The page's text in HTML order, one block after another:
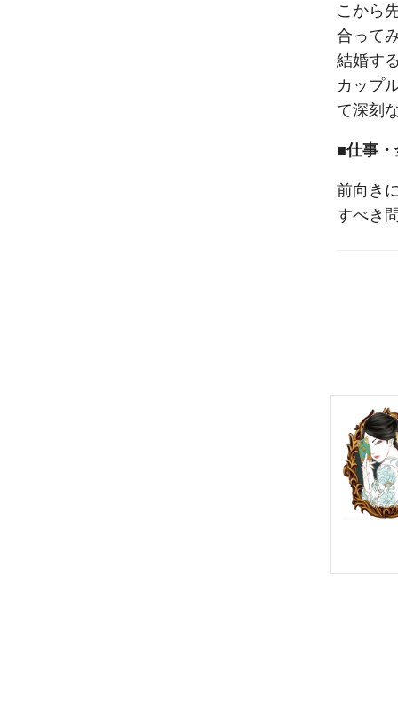
こから
合って
結婚す
カップ
て深刻
■仕事
前向き
すべき